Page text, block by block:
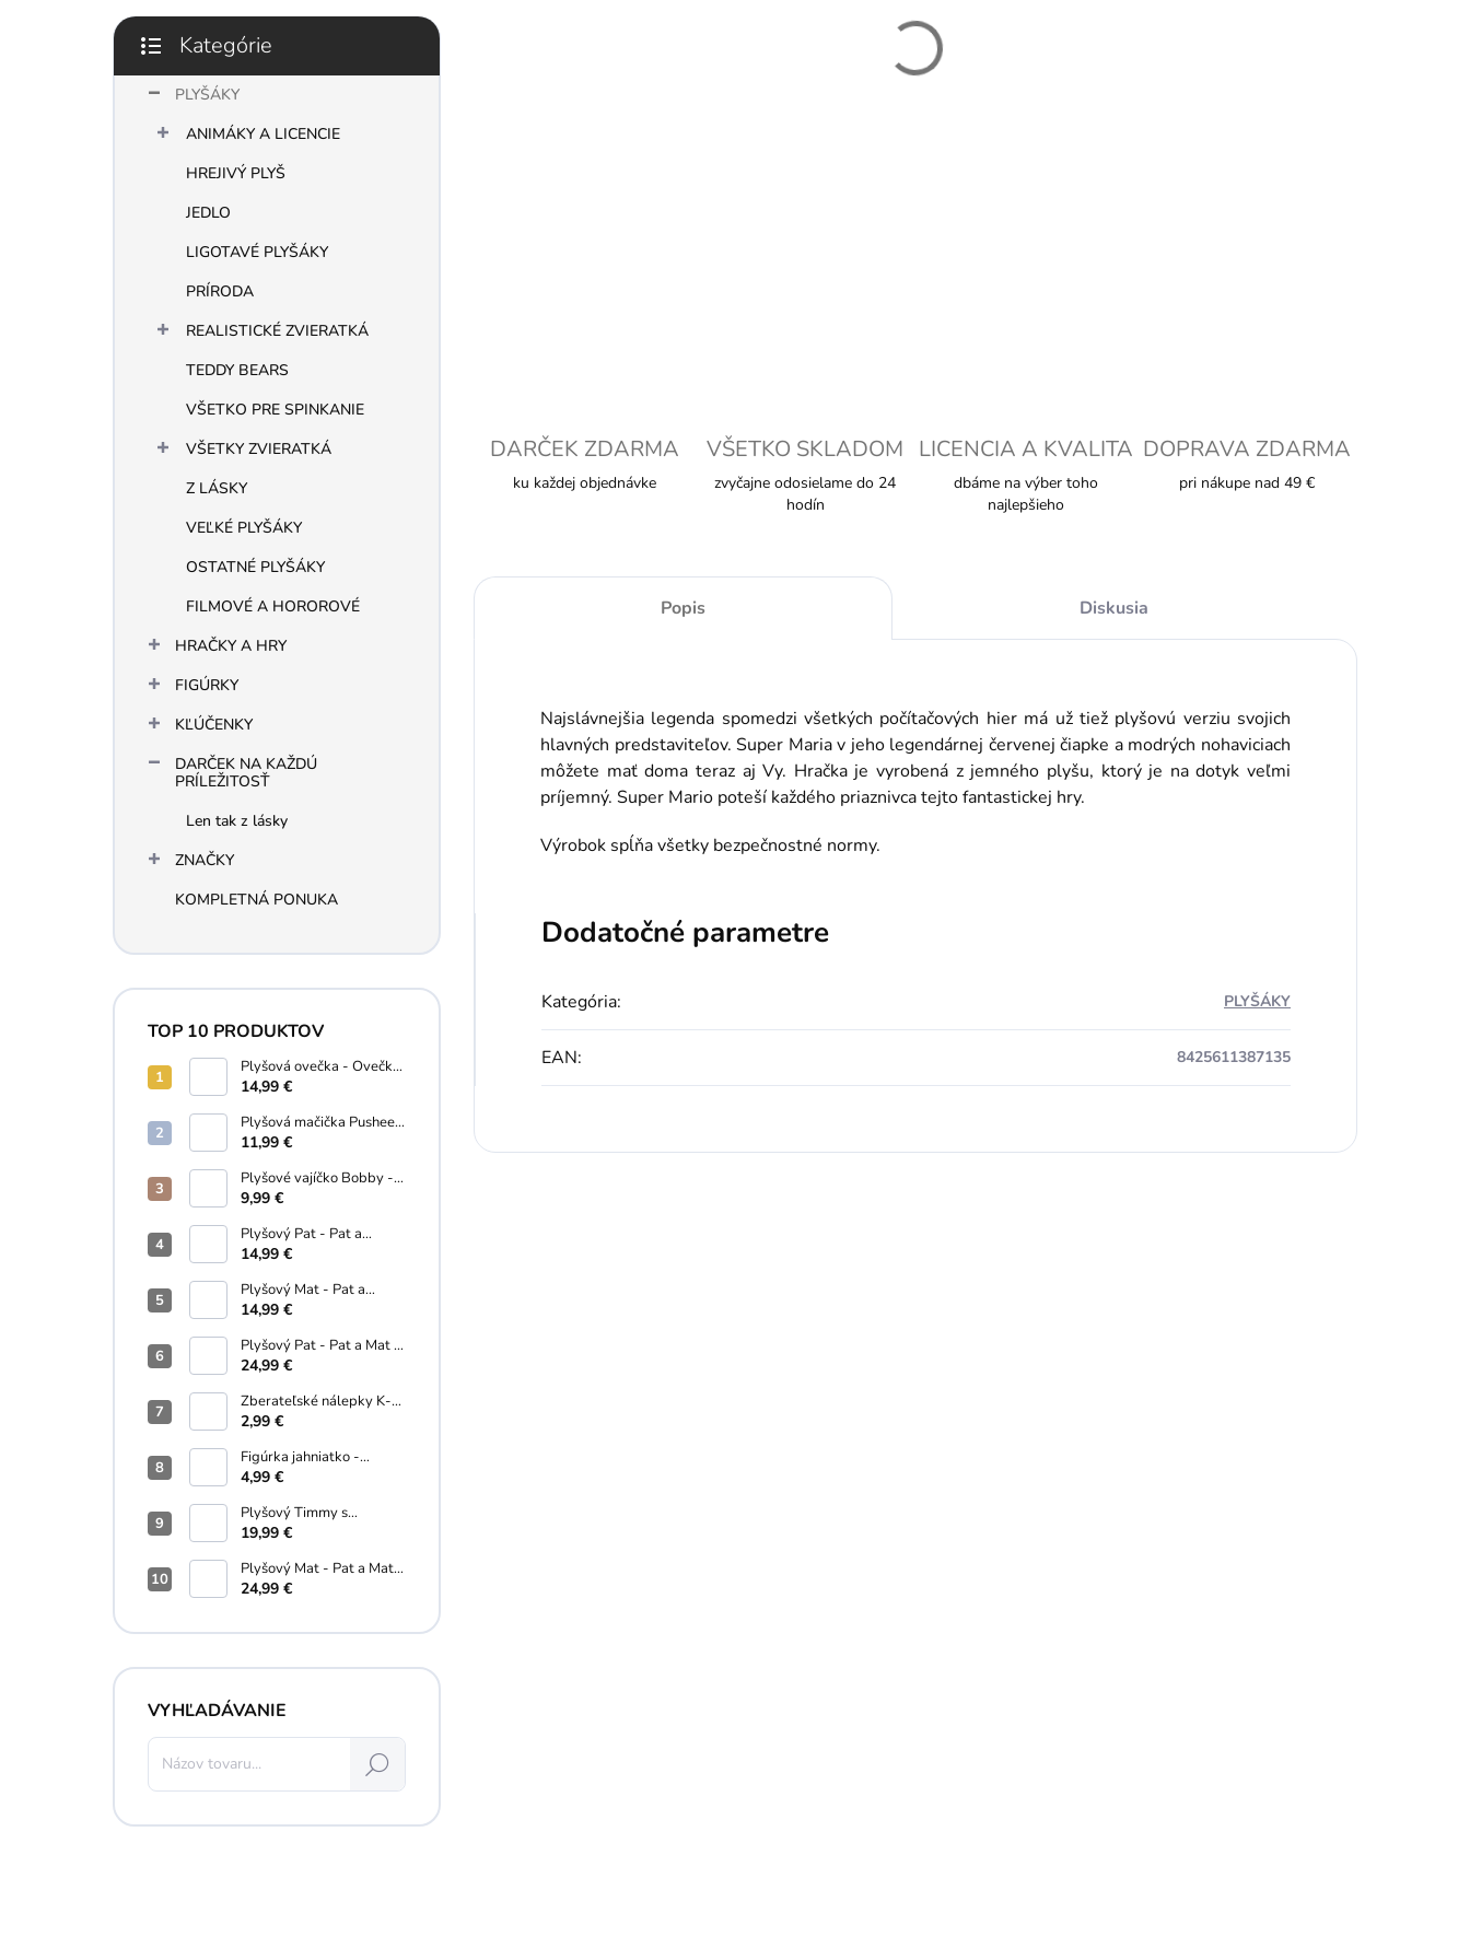
Preskočiť
kategórie
Kategórie
PLYŠÁKY
ANIMÁKY A LICENCIE
HREJIVÝ PLYŠ
JEDLO
LIGOTAVÉ PLYŠÁKY
PRÍRODA
REALISTICKÉ ZVIERATKÁ
TEDDY BEARS
VŠETKO PRE SPINKANIE
VŠETKY ZVIERATKÁ
Z LÁSKY
VEĽKÉ PLYŠÁKY
OSTATNÉ PLYŠÁKY
FILMOVÉ A HOROROVÉ
HRAČKY A HRY
FIGÚRKY
KĽÚČENKY
DARČEK NA KAŽDÚ
PRÍLEŽITOSŤ
Len tak z lásky
ZNAČKY
KOMPLETNÁ PONUKA
TOP 10 PRODUKTOV
Plyšová ovečka - Ovečka
Shaun 28 cm
14,99 €
Plyšová mačička Pusheen
s donutom - Pusheen - 10
11,99 €
Plyšové vajíčko Bobby -
Palm Pals - 13 cm
9,99 €
Plyšový Pat - Pat a
Mat...A je to! (18 cm)
14,99 €
Plyšový Mat - Pat a
Mat...A je to! - 18 cm
14,99 €
Plyšový Pat - Pat a Mat -
35 cm
24,99 €
Zberateľské nálepky K-
Pop Demon Hunters - 5
2,99 €
Figúrka jahniatko -
Schleich - 5 cm
4,99 €
Plyšový Timmy s
macíkom - Ovečka Shaun
19,99 €
Plyšový Mat - Pat a Mat -
35 cm
24,99 €
VYHĽADÁVANIE
Hľadať
DARČEK ZDARMA
ku každej objednávke
VŠETKO SKLADOM
zvyčajne odosielame do 24
hodín
LICENCIA A KVALITA
dbáme na výber toho
najlepšieho
DOPRAVA ZDARMA
pri nákupe nad 49 €
Popis Diskusia
Najslávnejšia legenda spomedzi všetkých počítačových hier má už tiež plyšovú verziu svojich
hlavných predstaviteľov. Super Maria v jeho legendárnej červenej čiapke a modrých nohaviciach
môžete mať doma teraz aj Vy. Hračka je vyrobená z jemného plyšu, ktorý je na dotyk veľmi
príjemný. Super Mario poteší každého priaznivca tejto fantastickej hry.
Výrobok spĺňa všetky bezpečnostné normy.
Dodatočné parametre
Kategória: PLYŠÁKY
EAN: 8425611387135